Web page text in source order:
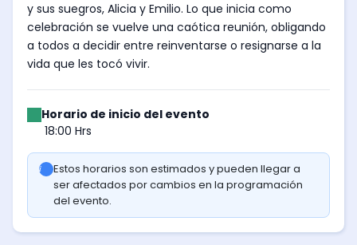
y sus suegros, Alicia y Emilio. Lo que inicia como
celebración se vuelve una caótica reunión, obligando
a todos a decidir entre reinventarse o resignarse a la
vida que les tocó vivir.
Horario de inicio del evento
18:00 Hrs
Estos horarios son estimados y pueden llegar a
ser afectados por cambios en la programación
del evento.